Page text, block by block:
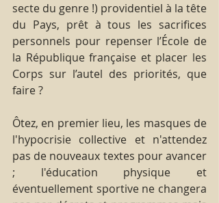
secte du genre !) providentiel à la tête
du Pays, prêt à tous les sacrifices
personnels pour repenser l’École de
la République française et placer les
Corps sur l’autel des priorités, que
faire ?
Ôtez, en premier lieu, les masques de
l'hypocrisie collective et n'attendez
pas de nouveaux textes pour avancer
; l'éducation physique et
éventuellement sportive ne changera